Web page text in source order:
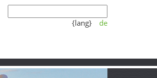
{lang} de